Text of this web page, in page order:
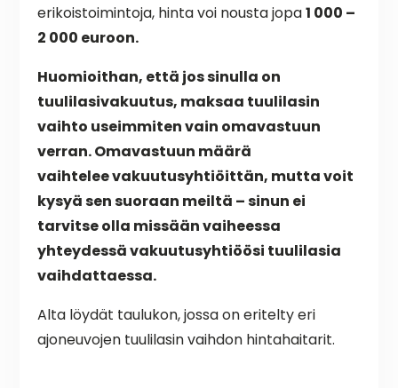
erikoistoimintoja, hinta voi nousta jopa1 000 –
2 000 euroon.
Huomioithan, että jos sinulla on
tuulilasivakuutus, maksaa tuulilasin
vaihto useimmiten vain omavastuun
verran. Omavastuun määrä
vaihteleevakuutusyhtiöittän, mutta voit
kysyä sen suoraan meiltä – sinun ei
tarvitse olla missään vaiheessa
yhteydessä vakuutusyhtiöösi tuulilasia
vaihdattaessa.
Alta löydät taulukon, jossa on eritelty eri
ajoneuvojen tuulilasin vaihdon hintahaitarit.